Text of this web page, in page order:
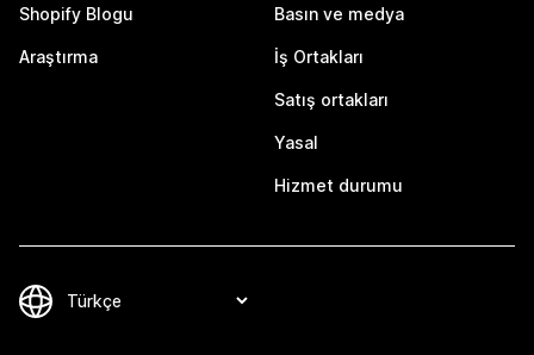
Shopify Blogu
Araştırma
Basın ve medya
İş Ortakları
Satış ortakları
Yasal
Hizmet durumu